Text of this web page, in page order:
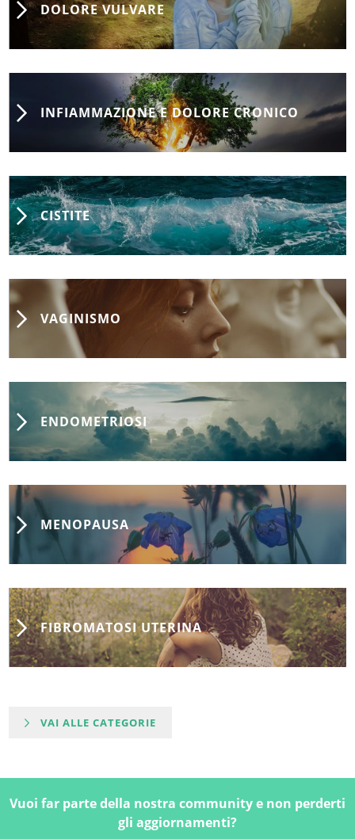
DOLORE VULVARE
INFIAMMAZIONE E DOLORE CRONICO
CISTITE
VAGINISMO
ENDOMETRIOSI
MENOPAUSA
FIBROMATOSI UTERINA
VAI ALLE CATEGORIE
Vuoi far parte della nostra community e non perderti
gli aggiornamenti?